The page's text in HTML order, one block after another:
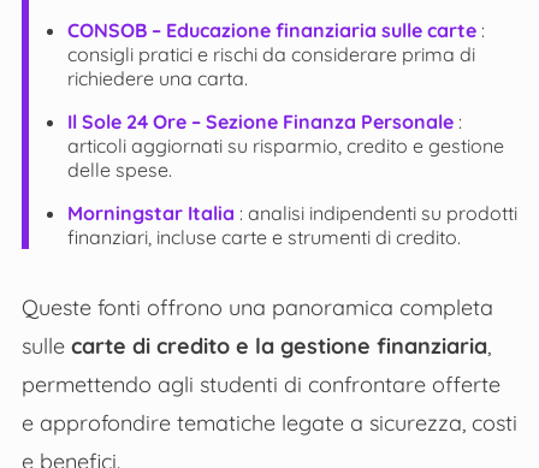
CONSOB – Educazione finanziaria sulle carte :
consigli pratici e rischi da considerare prima di
richiedere una carta.
Il Sole 24 Ore – Sezione Finanza Personale :
articoli aggiornati su risparmio, credito e gestione
delle spese.
Morningstar Italia : analisi indipendenti su prodotti
finanziari, incluse carte e strumenti di credito.
Queste fonti offrono una panoramica completa
sulle carte di credito e la gestione finanziaria,
permettendo agli studenti di confrontare offerte
e approfondire tematiche legate a sicurezza, costi
e benefici.